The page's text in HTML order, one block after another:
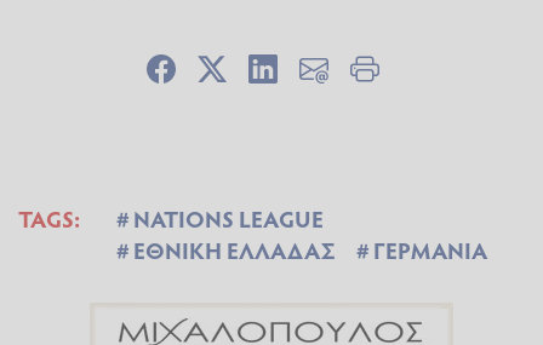
TAGS:
NATIONS LEAGUE
ΕΘΝΙΚΗ ΕΛΛΑΔΑΣ
ΓΕΡΜΑΝΙΑ